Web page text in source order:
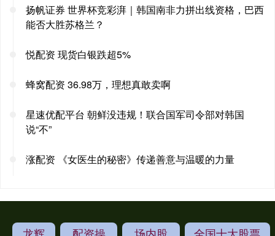
扬帆证券 世界杯竞彩湃｜韩国南非力拼出线资格，巴西
能否大胜苏格兰？
悦配资 现货白银跌超5%
蜂窝配资 36.98万，理想真敢卖啊
星速优配平台 朝鲜没违规！联合国军司令部对韩国
说“不”
涨配资 《女医生的秘密》传递善意与温暖的力量